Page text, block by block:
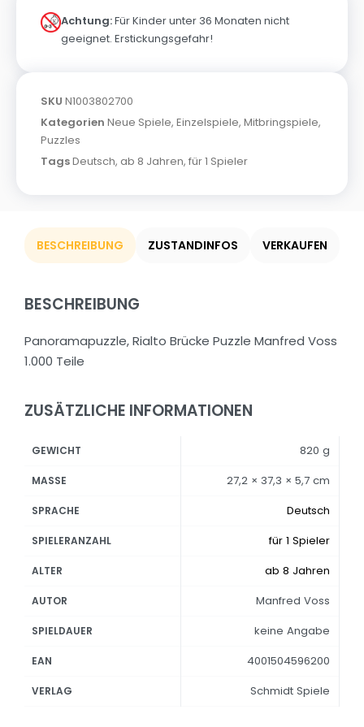
Achtung:Für Kinder unter 36 Monaten nicht
geeignet. Erstickungsgefahr!
SKU N1003802700
Kategorien Neue Spiele, Einzelspiele, Mitbringspiele,
Puzzles
TagsDeutsch, ab 8 Jahren, für 1 Spieler
BESCHREIBUNG ZUSTANDINFOS VERKAUFEN
BESCHREIBUNG
Panoramapuzzle, Rialto Brücke Puzzle Manfred Voss
1.000 Teile
ZUSÄTZLICHE INFORMATIONEN
GEWICHT 820 g
MASSE 27,2 × 37,3 × 5,7 cm
SPRACHE Deutsch
SPIELERANZAHL für 1 Spieler
ALTER ab 8 Jahren
AUTOR Manfred Voss
SPIELDAUER keine Angabe
EAN 4001504596200
VERLAG Schmidt Spiele